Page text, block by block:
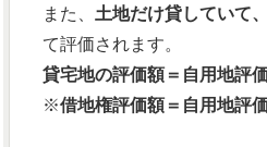
また、 土地だけ貸していて
て評価されます。
貸宅地の評価額＝自用地評
※借地権評価額＝自用地評